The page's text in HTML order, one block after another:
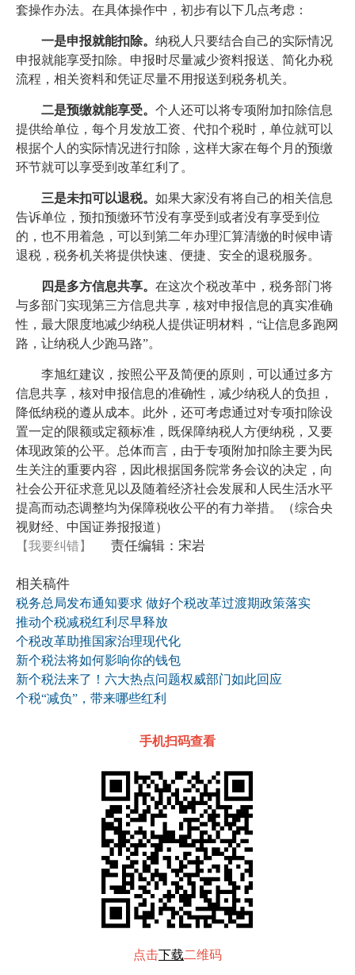
套操作办法。在具体操作中，初步有以下几点考虑：
一是申报就能扣除。纳税人只要结合自己的实际情况
申报就能享受扣除。申报时尽量减少资料报送、简化办税
流程，相关资料和凭证尽量不用报送到税务机关。
二是预缴就能享受。个人还可以将专项附加扣除信息
提供给单位，每个月发放工资、代扣个税时，单位就可以
根据个人的实际情况进行扣除，这样大家在每个月的预缴
环节就可以享受到改革红利了。
三是未扣可以退税。如果大家没有将自己的相关信息
告诉单位，预扣预缴环节没有享受到或者没有享受到位
的，也不用着急，可以到第二年办理汇算清缴的时候申请
退税，税务机关将提供快速、便捷、安全的退税服务。
四是多方信息共享。在这次个税改革中，税务部门将
与多部门实现第三方信息共享，核对申报信息的真实准确
性，最大限度地减少纳税人提供证明材料，“让信息多跑网
路，让纳税人少跑马路”。
李旭红建议，按照公平及简便的原则，可以通过多方
信息共享，核对申报信息的准确性，减少纳税人的负担，
降低纳税的遵从成本。此外，还可考虑通过对专项扣除设
置一定的限额或定额标准，既保障纳税人方便纳税，又要
体现政策的公平。总体而言，由于专项附加扣除主要为民
生关注的重要内容，因此根据国务院常务会议的决定，向
社会公开征求意见以及随着经济社会发展和人民生活水平
提高而动态调整均为保障税收公平的有力举措。（综合央
视财经、中国证券报报道）
【我要纠错】
责任编辑：宋岩
相关稿件
税务总局发布通知要求 做好个税改革过渡期政策落实
推动个税减税红利尽早释放
个税改革助推国家治理现代化
新个税法将如何影响你的钱包
新个税法来了！六大热点问题权威部门如此回应
个税“减负”，带来哪些红利
手机扫码查看
点击下载二维码